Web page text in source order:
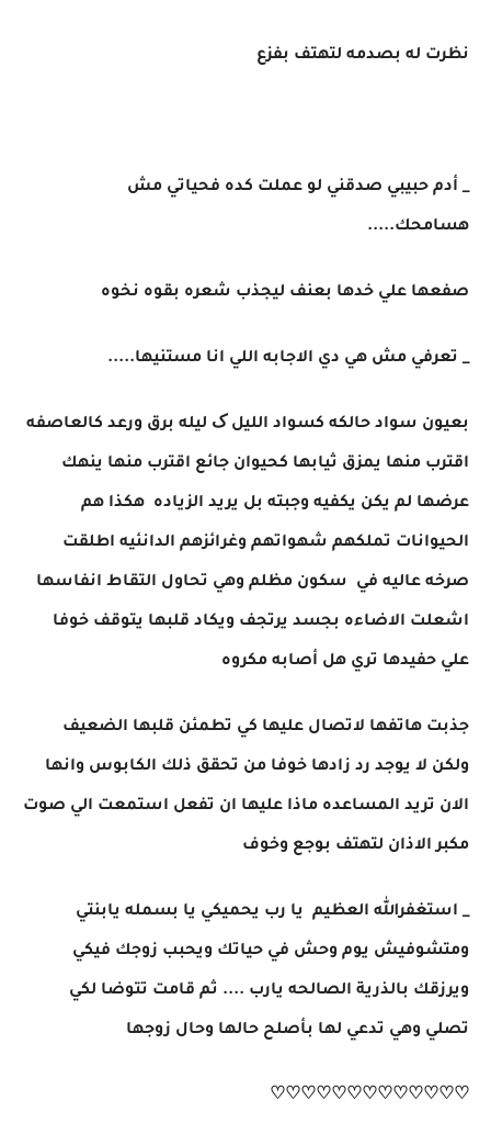
نظرت له بصدمه لتهتف بفزع
_ أدم حبيبي صدقني لو عملت كده فحياتي مش
هسامحك.....
صفعها علي خدها بعنف ليجذب شعره بقوه نخوه
_ تعرفي مش هي دي الاجابه اللي انا مستنيها.....
بعيون سواد حالكه كسواد الليل ک ليله برق ورعد كالعاصفه
اقترب منها يمزق ثيابها كحيوان جائع اقترب منها ينهك
عرضها لم يكن يكفيه وجبته بل يريد الزياده هكذا هم
الحيوانات تملكهم شهواتهم وغرائزهم الدانئيه اطلقت
صرخه عاليه في سكون مظلم وهي تحاول التقاط انفاسها
اشعلت الاضاءه بجسد يرتجف ويكاد قلبها يتوقف خوفا
علي حفيدها تري هل أصابه مكروه
جذبت هاتفها لاتصال عليها كي تطمئن قلبها الضعيف
ولكن لا يوجد رد زادها خوفا من تحقق ذلك الكابوس وانها
الان تريد المساعده ماذا عليها ان تفعل استمعت الي صوت
مكبر الاذان لتهتف بوجع وخوف
_ استغفرالله العظيم يا رب يحميكي يا بسمله يابنتي
ومتشوفيش يوم وحش في حياتك ويحبب زوجك فيكي
ويرزقك بالذرية الصالحه يارب .... ثم قامت تتوضا لكي
تصلي وهي تدعي لها بأصلح حالها وحال زوجها
♡♡♡♡♡♡♡♡♡♡♡♡♡